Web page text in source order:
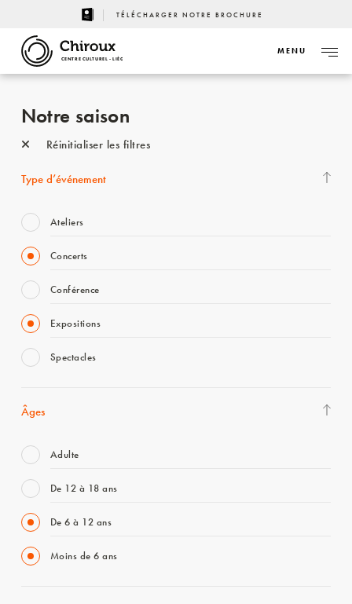
TÉLÉCHARGER NOTRE BROCHURE
CENTRE CULTUREL - LIÈGE
MENU
Notre saison
Réinitialiser les filtres
Type d’événement
Ateliers
Concerts
Conférence
Expositions
Spectacles
Âges
Adulte
De 12 à 18 ans
De 6 à 12 ans
Moins de 6 ans